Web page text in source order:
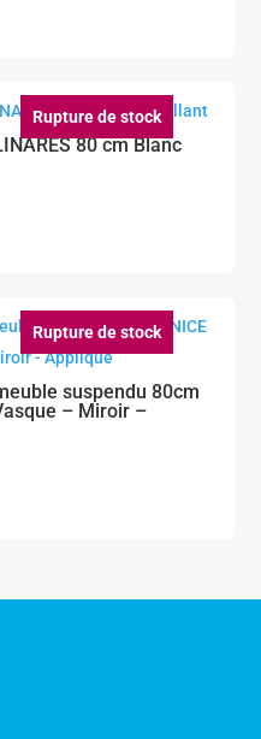
€.
Rupture de stock
80 cm Blanc
Rupture de stock
suspendu 80cm
– Miroir –